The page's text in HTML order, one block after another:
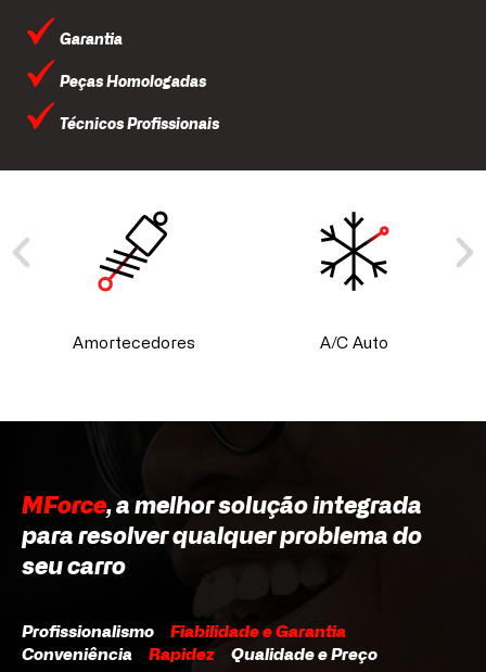
Garantia
Peças Homologadas
Técnicos Profissionais
Amortecedores A/C Auto
MForce, a melhor solução integrada
para resolver qualquer problema do
seu carro
Profissionalismo Fiabilidade e Garantia
Conveniência Rapidez Qualidade e Preço